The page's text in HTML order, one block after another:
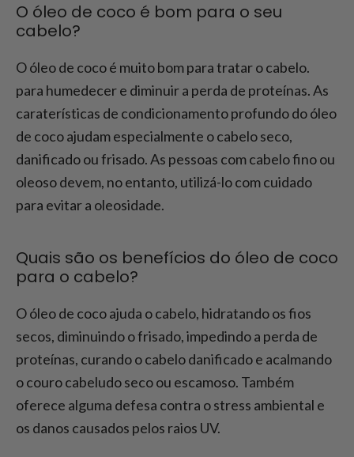
O óleo de coco é bom para o seu
cabelo?
O óleo de coco é muito bom para tratar o cabelo.
para humedecer e diminuir a perda de proteínas. As
caraterísticas de condicionamento profundo do óleo
de coco ajudam especialmente o cabelo seco,
danificado ou frisado. As pessoas com cabelo fino ou
oleoso devem, no entanto, utilizá-lo com cuidado
para evitar a oleosidade.
Quais são os benefícios do óleo de coco
para o cabelo?
O óleo de coco ajuda o cabelo, hidratando os fios
secos, diminuindo o frisado, impedindo a perda de
proteínas, curando o cabelo danificado e acalmando
o couro cabeludo seco ou escamoso. Também
oferece alguma defesa contra o stress ambiental e
os danos causados pelos raios UV.